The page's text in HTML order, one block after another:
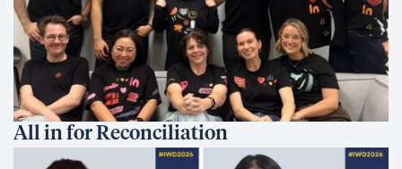
All in for Reconciliation